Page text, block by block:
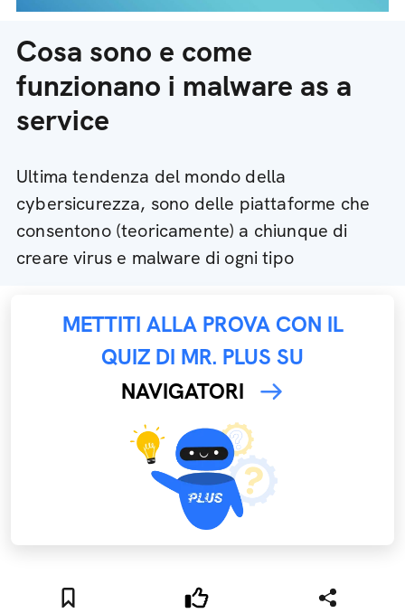
Cosa sono e come
funzionano i malware as a
service
Ultima tendenza del mondo della
cybersicurezza, sono delle piattaforme che
consentono (teoricamente) a chiunque di
creare virus e malware di ogni tipo
METTITI ALLA PROVA CON IL
QUIZ DI MR. PLUS SU
NAVIGATORI